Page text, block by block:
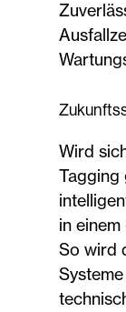
Wird
Tagging
in
So wird